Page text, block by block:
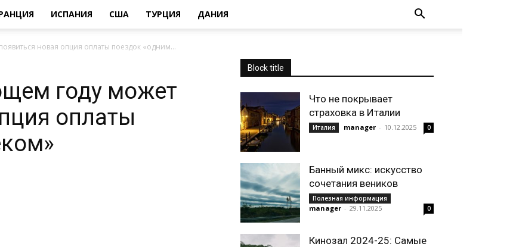
ИСПАНИЯ США ТУРЦИЯ ДАНИЯ
новая опция оплаты поездок «одним...
году может
оплаты
Block title
Что не покрывает
страховка в Италии
Италия manager - 10.12.2025 0
Банный микс: искусство
сочетания веников
Полезная информация
manager - 29.11.2025 0
Кинозал 2024-25: Самые